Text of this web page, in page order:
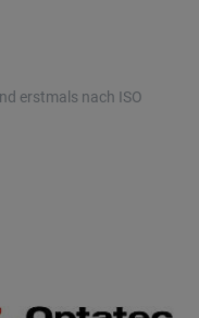
erstmals nach ISO